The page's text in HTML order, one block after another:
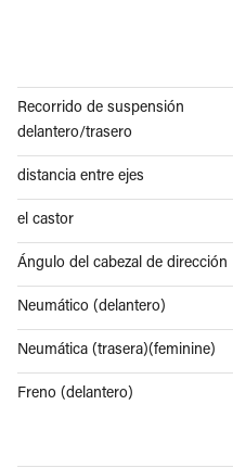
Recorrido de suspensión
delantero/trasero
distancia entre ejes
el castor
Ángulo del cabezal de dirección
Neumático (delantero)
Neumática (trasera)(feminine)
Freno (delantero)